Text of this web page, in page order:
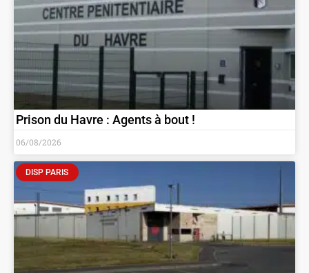
Prison du Havre : Agents à bout !
06/08/2026
DISP PARIS